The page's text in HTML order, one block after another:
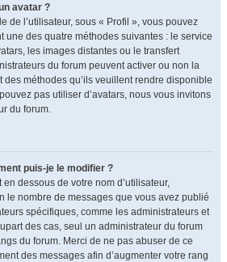
avatar ?
de l’utilisateur, sous « Profil », vous pouvez
une des quatre méthodes suivantes : le service
les images distantes ou le transfert
du forum peuvent activer ou non la
des méthodes qu’ils veuillent rendre disponible
pas utiliser d’avatars, nous vous invitons
du forum.
puis-je le modifier ?
dessous de votre nom d’utilisateur,
le nombre de messages que vous avez publié
spécifiques, comme les administrateurs et
des cas, seul un administrateur du forum
du forum. Merci de ne pas abuser de ce
des messages afin d’augmenter votre rang